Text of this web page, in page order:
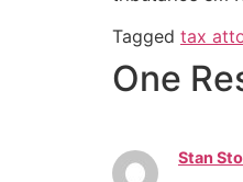
Tagged tax
One
Stan